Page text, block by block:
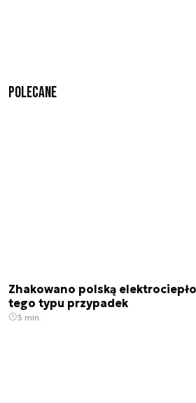
Polecane
Zhakowano polską
tego typu przypadek
3 min.